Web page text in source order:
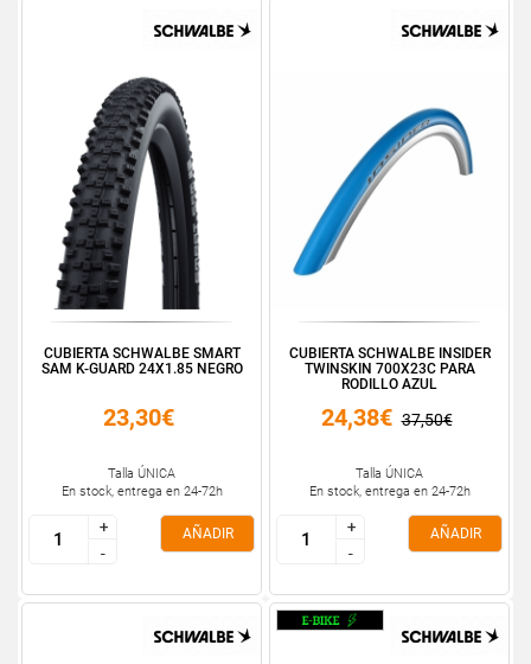
CUBIERTA SCHWALBE SMART
SAM K-GUARD 24X1.85 NEGRO
23,30€
Talla ÚNICA
En stock, entrega en 24-72h
+
-
+
-
AÑADIR
CUBIERTA SCHWALBE INSIDER
TWINSKIN 700X23C PARA
RODILLO AZUL
24,38€ 37,50€
Talla ÚNICA
En stock, entrega en 24-72h
+
-
+
-
AÑADIR